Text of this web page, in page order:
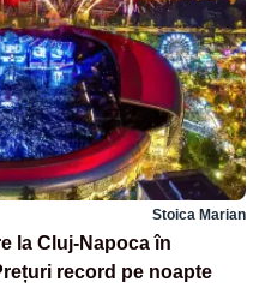
Stoica Marian
la Cluj-Napoca în
record pe noapte